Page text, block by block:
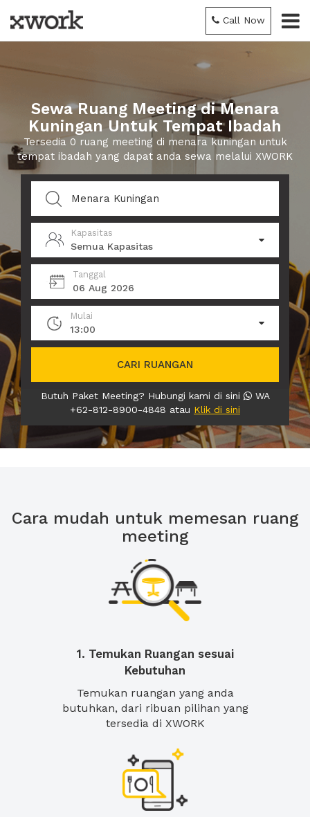
Call Now
Sewa Ruang Meeting di Menara
Kuningan Untuk Tempat Ibadah
Tersedia 0 ruang meeting di menara kuningan untuk
tempat ibadah yang dapat anda sewa melalui XWORK
Kapasitas
Semua Kapasitas
Tanggal
06 Aug 2026
Mulai
13:00
CARI RUANGAN
Butuh Paket Meeting? Hubungi kami di sini
WA
+62-812-8900-4848 atau Klik di sini
Cara mudah untuk memesan ruang
meeting
1. Temukan Ruangan sesuai
Kebutuhan
Temukan ruangan yang anda
butuhkan, dari ribuan pilihan yang
tersedia di XWORK